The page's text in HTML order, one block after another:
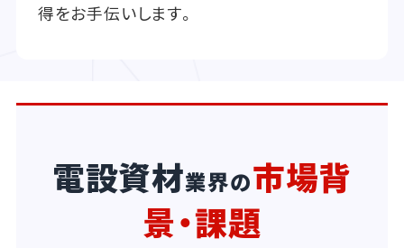
得をお手伝いします。
電設資材業界の市場背
景・課題